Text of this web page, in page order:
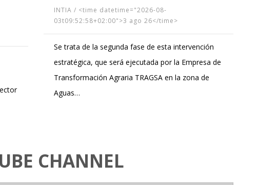
INTIA / <time datetime="2026-08-
03t09:52:58+02:00">3 ago 26</time>
Se trata de la segunda fase de esta intervención
estratégica, que será ejecutada por la Empresa de
Transformación Agraria TRAGSA en la zona de
Aguas…
CHANNEL